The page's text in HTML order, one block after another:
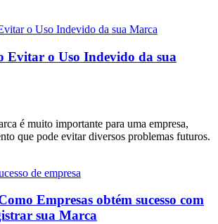
Evitar o Uso Indevido da sua
é muito importante para uma empresa,
que pode evitar diversos problemas futuros.
Empresas obtém sucesso com
sua Marca